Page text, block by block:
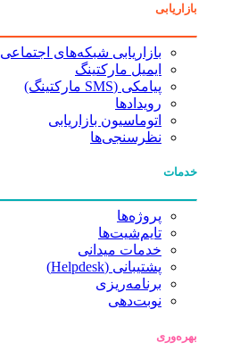
بازاریابی
بازاریابی شبکه‌های اجتماعی
ایمیل مارکتینگ
پیامکی (SMS مارکتینگ)
رویدادها
اتوماسیون بازاریابی
نظرسنجی‌ها
خدمات
پروژه‌ها
تایم‌شیت‌ها
خدمات میدانی
پشتیبانی (Helpdesk)
برنامه‌ریزی
نوبت‌دهی
بهره‌وری